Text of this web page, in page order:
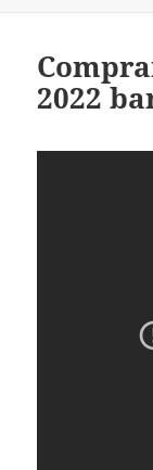
2022